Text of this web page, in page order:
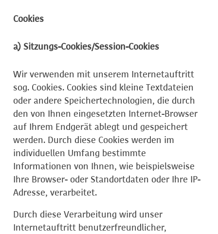
Cookies
a) Sitzungs-Cookies/Session-Cookies
Wir verwenden mit unserem Internetauftritt
sog. Cookies. Cookies sind kleine Textdateien
oder andere Speichertechnologien, die durch
den von Ihnen eingesetzten Internet-Browser
auf Ihrem Endgerät ablegt und gespeichert
werden. Durch diese Cookies werden im
individuellen Umfang bestimmte
Informationen von Ihnen, wie beispielsweise
Ihre Browser- oder Standortdaten oder Ihre IP-
Adresse, verarbeitet.
Durch diese Verarbeitung wird unser
Internetauftritt benutzerfreundlicher,